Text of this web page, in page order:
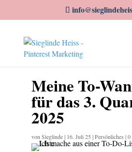
Meine To-
für das 3.
2025
von Sieglinde| 16. Juli 25 |Persönliches |0